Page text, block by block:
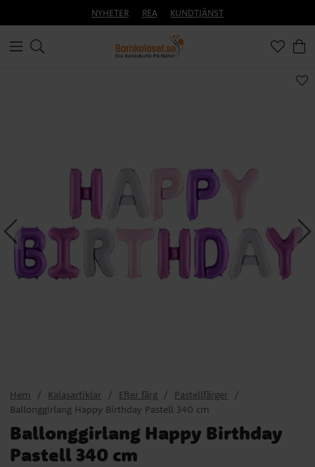
NYHETER REA KUNDTJÄNST
Hem Kalasartiklar Efter färg
Pastellfärger
Ballonggirlang Happy Birthday Pastell 340 cm
Ballonggirlang Happy Birthday
Pastell 340 cm